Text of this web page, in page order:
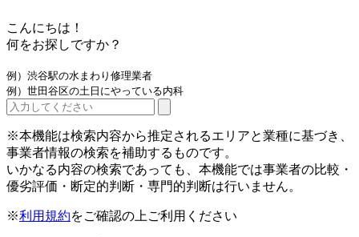
こんにちは！
何をお探しですか？
例）渋谷駅の水まわり修理業者
例）世田谷区の土日にやっている内科
※本機能は検索内容から推定されるエリアと業種に基づき、
事業者情報の検索を補助するものです。
いかなる内容の検索であっても、本機能では事業者の比較・
優劣評価・断定的判断・専門的判断は行いません。
※利用規約をご確認の上ご利用ください